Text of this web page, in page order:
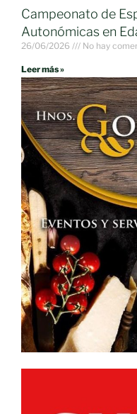
Campeonato de
Autonómicas en
26/06/2026 No hay
Leer más »